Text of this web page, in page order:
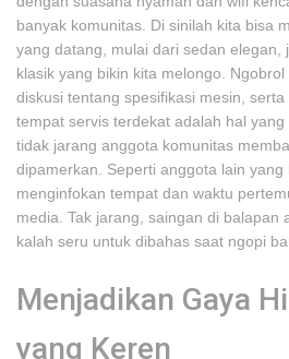
banyak komunitas. Di sinilah kita bisa
yang datang, mulai dari sedan elegan,
klasik yang bikin kita melongo. Ngobrol
diskusi tentang spesifikasi mesin,
tempat servis terdekat adalah hal yang
tidak jarang anggota komunitas
dipamerkan. Seperti anggota lain yang
menginfokan tempat dan waktu
media. Tak jarang, saingan di balapan
kalah seru untuk dibahas saat ngopi
Menjadikan Gaya
yang Keren